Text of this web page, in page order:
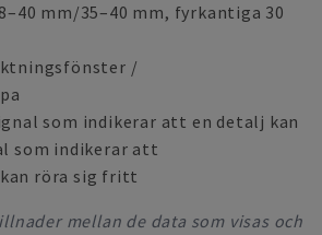
mm/35–40 mm, fyrkantiga 30
/
som indikerar att en detalj kan
som indikerar att
röra sig fritt
mellan de data som visas och